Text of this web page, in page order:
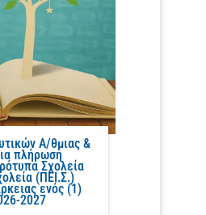
Α/θμιας &
πλήρωση
Σχολεία
(ΠΕΙ.Σ.)
ενός (1)
2027